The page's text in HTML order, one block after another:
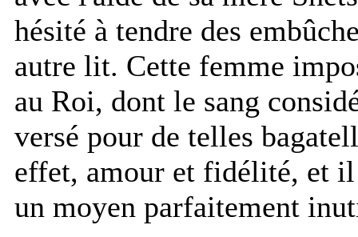
hésité à tendre des
autre lit. Cette femme
au Roi, dont le sang
versé pour de telles
effet, amour et fidélité, et
un moyen parfaitement